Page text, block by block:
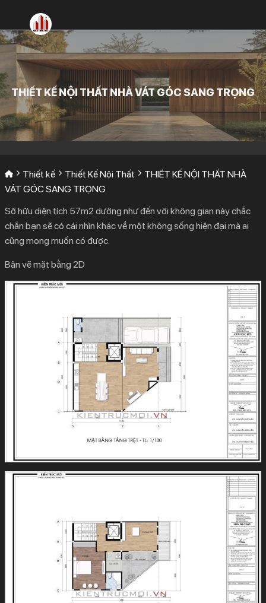
nội
dung
THIẾT KẾ NỘI THẤT NHÀ VÁT GÓC SANG TRỌNG
Thiết kế Thiết Kế Nội Thất
THIẾT KẾ NỘI THẤT NHÀ
VÁT GÓC SANG TRỌNG
Sở hữu diện tích 57m2 dường như đến với không gian này chắc
chắn bạn sẽ có cái nhìn khác về một không sống hiện đại mà ai
cũng mong muốn có được.
Bản vẽ mặt bằng 2D